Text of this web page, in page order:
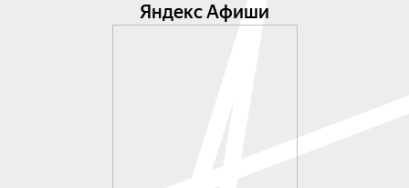
Яндекс Афиши